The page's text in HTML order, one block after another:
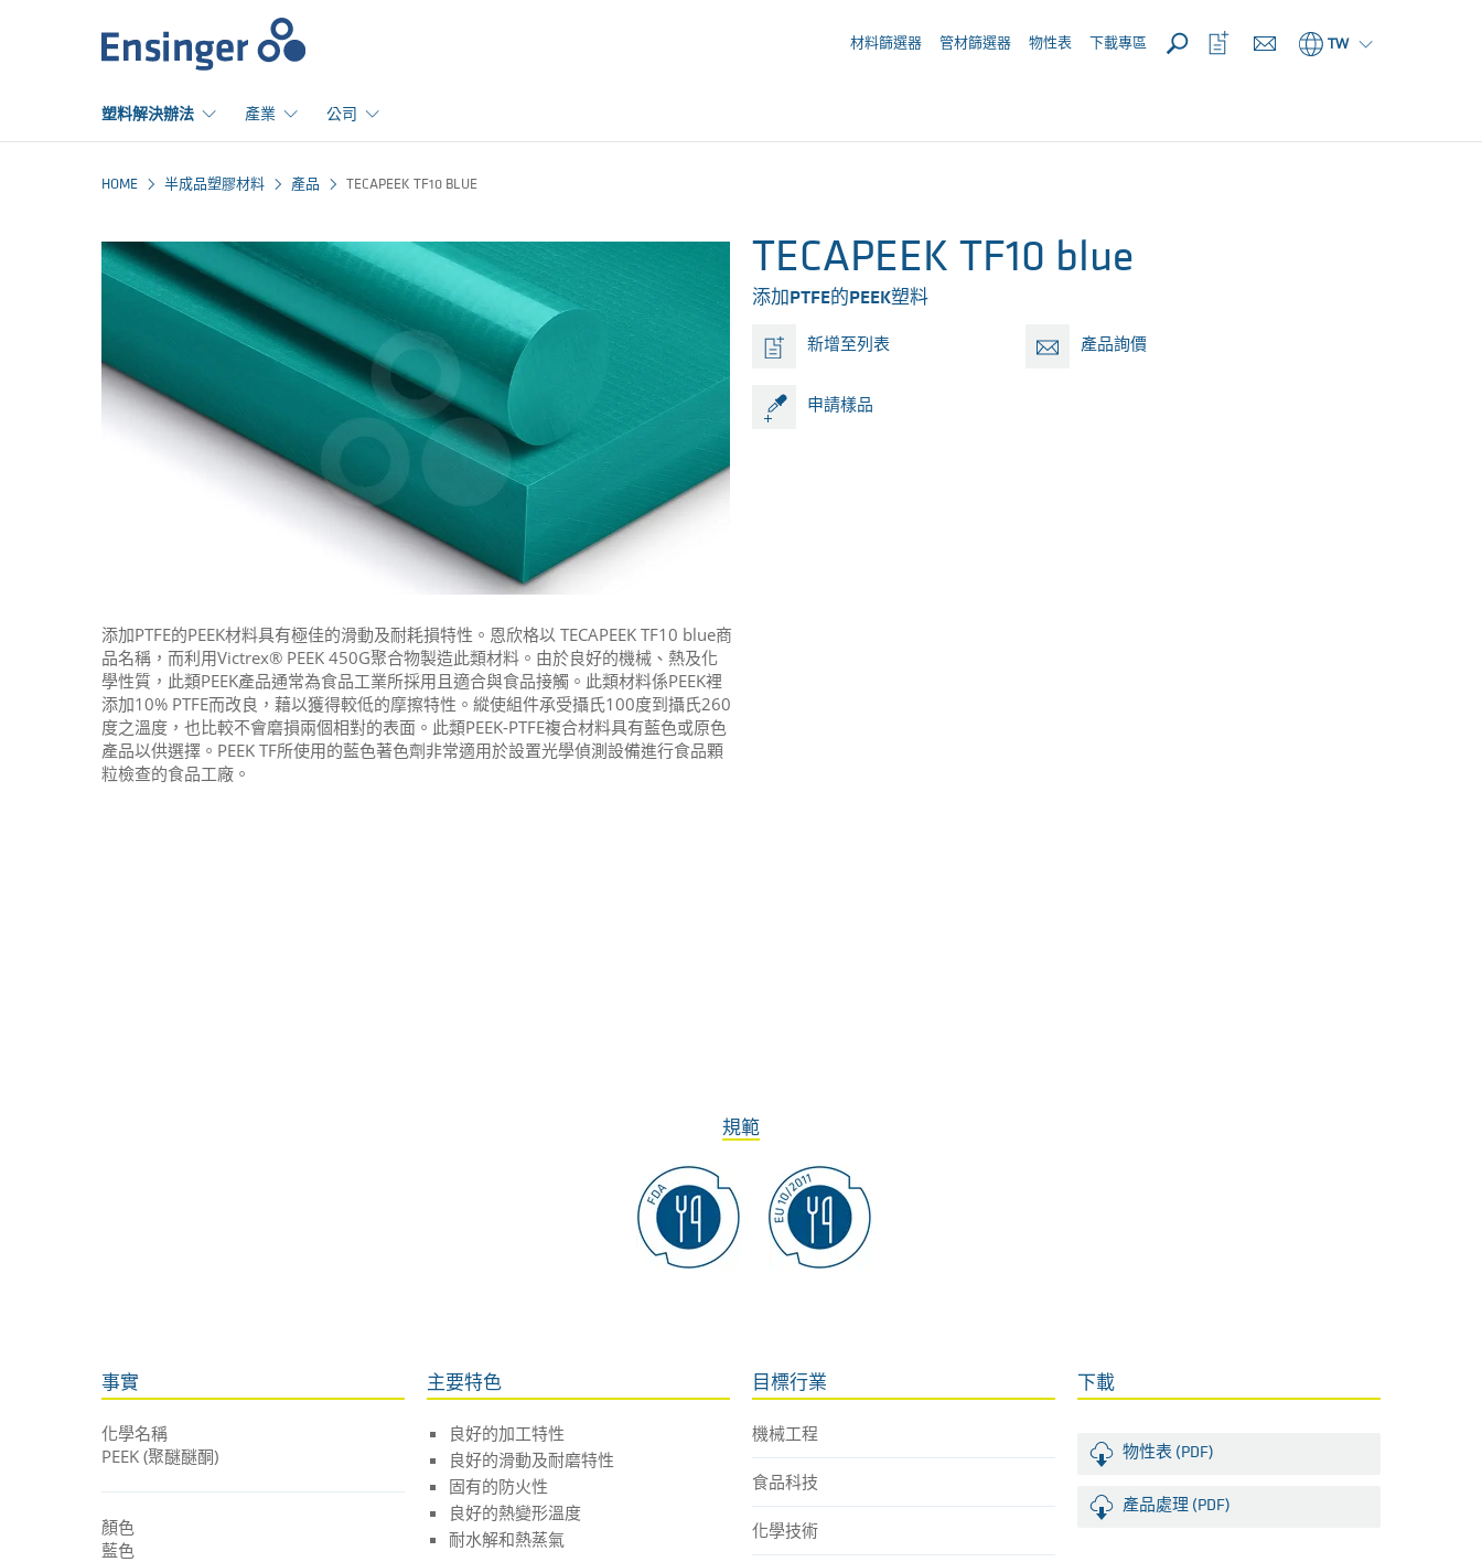
頁
材料篩選器 管材篩選器 物性表 下載專區 TW
開
啟
單
塑料解決辦法 產業 公司
HOME 半成品塑膠材料 產品 TECAPEEK TF10 BLUE
TECAPEEK TF10 blue
添加PTFE的PEEK塑料
新增至列表 產品詢價
申請樣品
添加PTFE的PEEK材料具有極佳的滑動及耐耗損特性。恩欣格以 TECAPEEK TF10 blue商
品名稱，而利用Victrex® PEEK 450G聚合物製造此類材料。由於良好的機械、熱及化
學性質，此類PEEK產品通常為食品工業所採用且適合與食品接觸。此類材料係PEEK裡
添加10% PTFE而改良，藉以獲得較低的摩擦特性。縱使組件承受攝氏100度到攝氏260
度之溫度，也比較不會磨損兩個相對的表面。此類PEEK-PTFE複合材料具有藍色或原色
產品以供選擇。PEEK TF所使用的藍色著色劑非常適用於設置光學偵測設備進行食品顆
粒檢查的食品工廠。
規範
事實
化學名稱
PEEK (聚醚醚酮)
顏色
藍色
主要特色
良好的加工特性
良好的滑動及耐磨特性
固有的防火性
良好的熱變形溫度
耐水解和熱蒸氣
目標行業
機械工程
食品科技
化學技術
下載
物性表 (PDF)
產品處理 (PDF)